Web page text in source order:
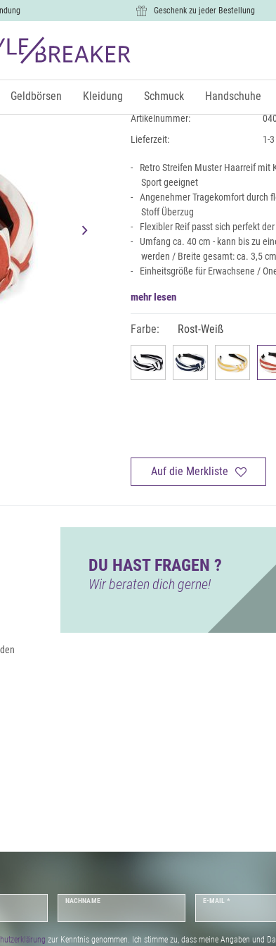
Geschenk zu jeder Bestellung
Geldbörsen Kleidung Schmuck Handschuhe
Haarreif mit Streifen
5,99 €
inkl. MwSt., zzgl.Versand
Artikelnummer:
Lieferzeit:
1-
Retro Streifen Muster Haarreif mit
Sport geeignet
Angenehmer Tragekomfort durch
Stoff Überzug
Flexibler Reif passt sich perfekt
Umfang ca. 40 cm - kann bis zu
werden / Breite gesamt: ca. 3,5 cm
Einheitsgröße für Erwachsene /
mehr lesen
Farbe: Rost-Weiß
Auf die Merkliste
DU HAST FRAGEN ?
Wir beraten dich gerne!
NACHNAME E-MAIL *
zur Kenntnis genommen. Ich stimme zu, dass meine Angaben und